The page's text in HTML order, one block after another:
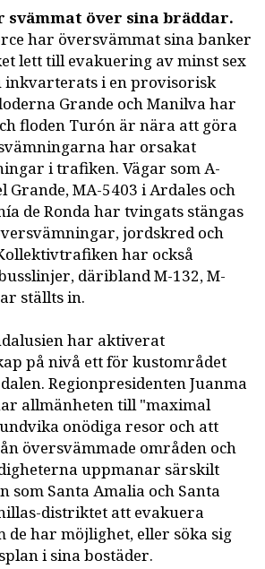
över sina bräddar.
har översvämmat sina banker
lett till evakuering av minst sex
inkvarterats i en provisorisk
Grande och Manilva har
floden Turón är nära att göra
har orsakat
i trafiken. Vägar som A-
Grande, MA-5403 i Ardales och
de Ronda har tvingats stängas
jordskred och
har också
däribland M-132, M-
ställts in.
har aktiverat
på nivå ett för kustområdet
Regionpresidenten Juanma
allmänheten till "maximal
onödiga resor och att
översvämmade områden och
uppmanar särskilt
som Santa Amalia och Santa
distriktet att evakuera
de har möjlighet, eller söka sig
i sina bostäder.